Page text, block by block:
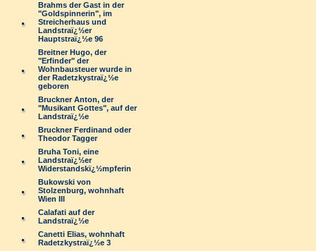
Brahms der Gast in der
"Goldspinnerin", im
Streicherhaus und
Landstraï¿½er
Hauptstraï¿½e 96
Breitner Hugo, der
"Erfinder" der
Wohnbausteuer wurde in
der Radetzkystraï¿½e
geboren
Bruckner Anton, der
"Musikant Gottes", auf der
Landstraï¿½e
Bruckner Ferdinand oder
Theodor Tagger
Bruha Toni, eine
Landstraï¿½er
Widerstandskï¿½mpferin
Bukowski von
Stolzenburg, wohnhaft
Wien III
Calafati auf der
Landstraï¿½e
Canetti Elias, wohnhaft
Radetzkystraï¿½e 3